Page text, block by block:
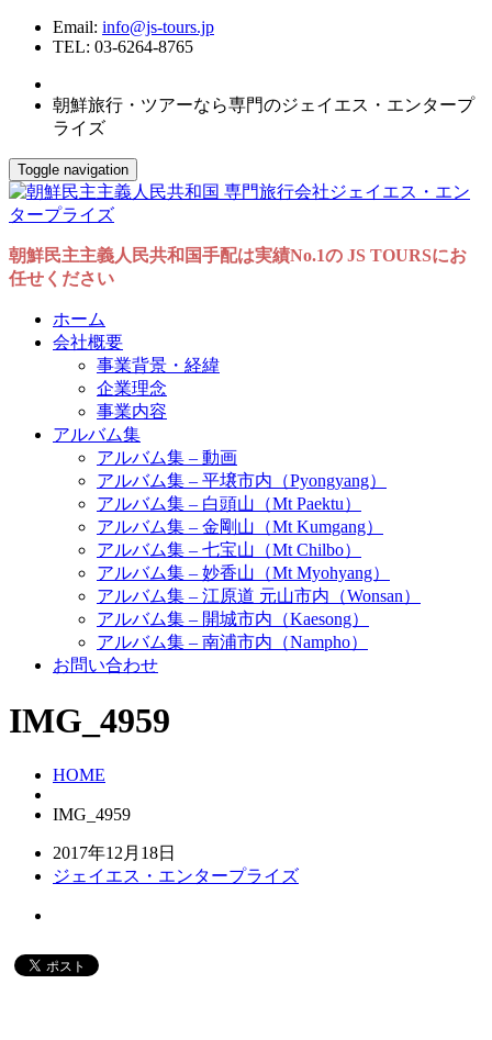
Email: info@js-tours.jp
TEL: 03-6264-8765
朝鮮旅行・ツアーなら専門のジェイエス・エンタープ
ライズ
Toggle navigation
朝鮮民主主義人民共和国手配は実績No.1の JS TOURSにお
任せください
ホーム
会社概要
事業背景・経緯
企業理念
事業内容
アルバム集
アルバム集 – 動画
アルバム集 – 平壌市内（Pyongyang）
アルバム集 – 白頭山（Mt Paektu）
アルバム集 – 金剛山（Mt Kumgang）
アルバム集 – 七宝山（Mt Chilbo）
アルバム集 – 妙香山（Mt Myohyang）
アルバム集 – 江原道 元山市内（Wonsan）
アルバム集 – 開城市内（Kaesong）
アルバム集 – 南浦市内（Nampho）
お問い合わせ
IMG_4959
HOME
IMG_4959
2017年12月18日
ジェイエス・エンタープライズ